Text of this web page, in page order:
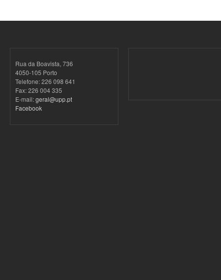
Rua da Boavista, 736
4050-105 Porto
Telefone: 226 098 641
Fax: 226 004 335
E-mail:geral@upp.pt
Facebook